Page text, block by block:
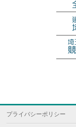
プライバシーポリシー